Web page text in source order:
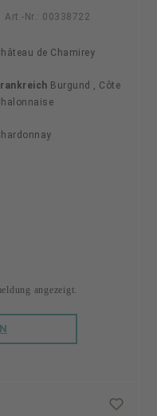
Art.-Nr.: 00338722
de Chamirey
Burgund , Côte
angezeigt.